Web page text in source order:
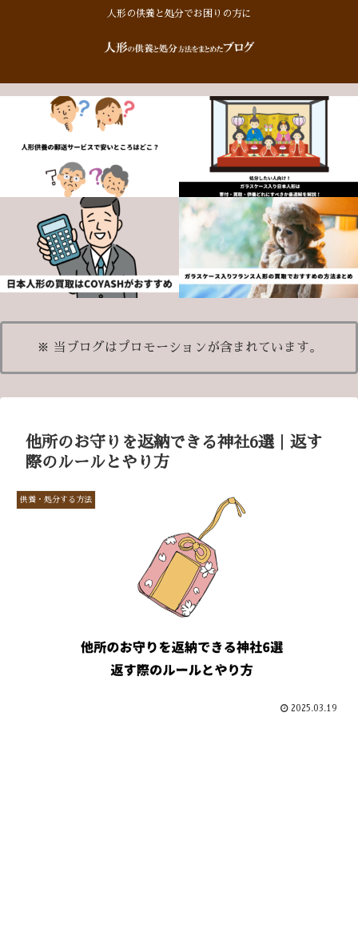
人形の供養と処分でお困りの方に
※ 当ブログはプロモーションが含まれています。
他所のお守りを返納できる神社6選｜返す
際のルールとやり方
供養・処分する方法
2025.03.19